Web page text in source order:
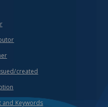
created
and Keywords